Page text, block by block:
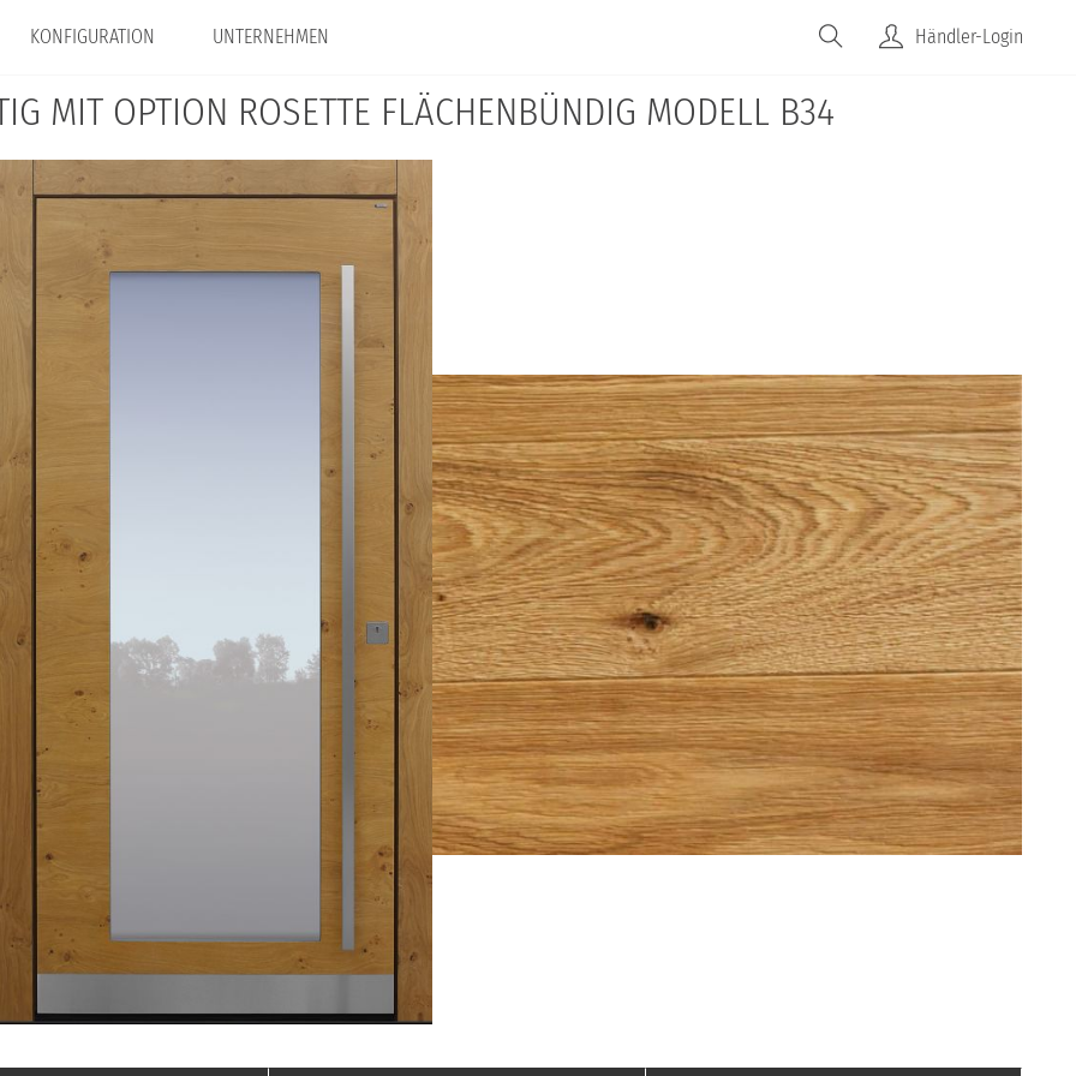
KONFIGURATION UNTERNEHMEN Händler-Login
MIT OPTION ROSETTE FLÄCHENBÜNDIG MODELL B34